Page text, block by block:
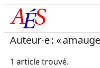
Auteur⋅e : «
1 article trouvé.